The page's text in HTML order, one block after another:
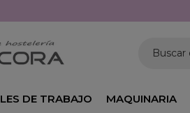
Buscar
DE TRABAJO MAQUINARIA